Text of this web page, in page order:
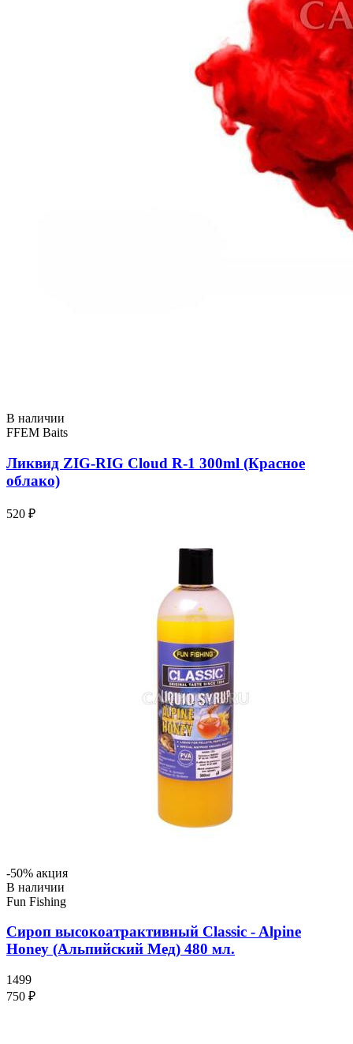
В наличии
FFEM Baits
Ликвид ZIG-RIG Cloud R-1 300ml (Красное
облако)
520 ₽
-50% акция
В наличии
Fun Fishing
Сироп высокоатрактивный Classic - Alpine
Honey (Альпийский Мед) 480 мл.
1499
750 ₽